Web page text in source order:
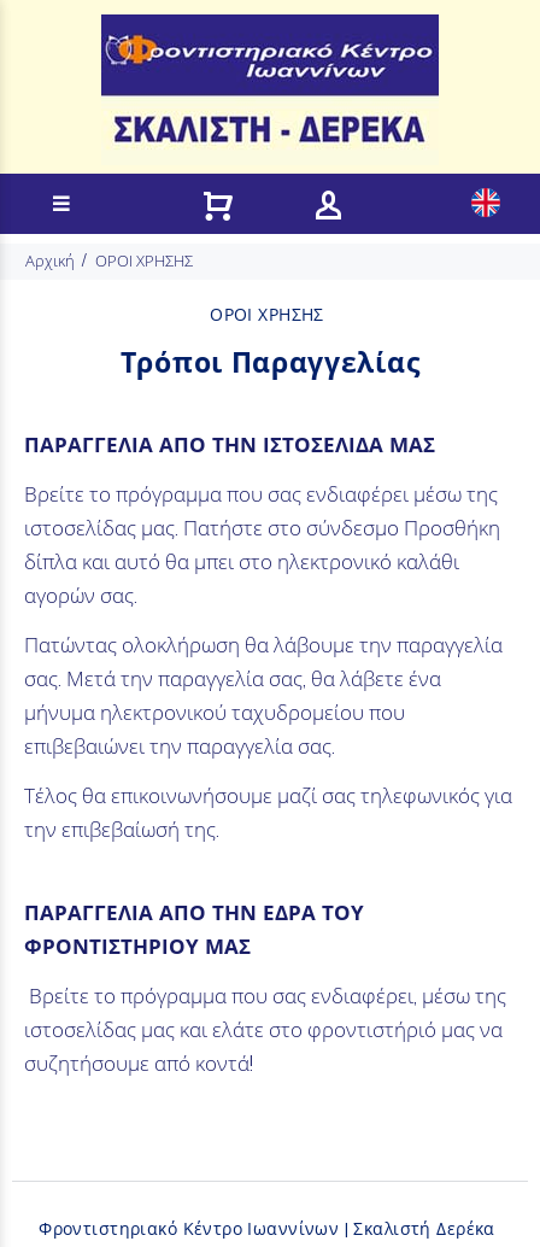
Αρχική ΟΡΟΙ ΧΡΗΣΗΣ
ΟΡΟΙ ΧΡΗΣΗΣ
Τρόποι Παραγγελίας
ΠΑΡΑΓΓΕΛΙΑ ΑΠΟ ΤΗΝ ΙΣΤΟΣΕΛΙΔΑ ΜΑΣ
Βρείτε το πρόγραμμα που σας ενδιαφέρει μέσω της
ιστοσελίδας μας. Πατήστε στο σύνδεσμο Προσθήκη
δίπλα και αυτό θα μπει στο ηλεκτρονικό καλάθι
αγορών σας.
Πατώντας ολοκλήρωση θα λάβουμε την παραγγελία
σας. Μετά την παραγγελία σας, θα λάβετε ένα
μήνυμα ηλεκτρονικού ταχυδρομείου που
επιβεβαιώνει την παραγγελία σας.
Τέλος θα επικοινωνήσουμε μαζί σας τηλεφωνικός για
την επιβεβαίωσή της.
ΠΑΡΑΓΓΕΛΙΑ ΑΠΟ ΤΗΝ ΕΔΡΑ ΤΟΥ
ΦΡΟΝΤΙΣΤΗΡΙΟΥ ΜΑΣ
Βρείτε το πρόγραμμα που σας ενδιαφέρει, μέσω της
ιστοσελίδας μας και ελάτε στο φροντιστήριό μας να
συζητήσουμε από κοντά!
Φροντιστηριακό Κέντρο Ιωαννίνων | Σκαλιστή Δερέκα